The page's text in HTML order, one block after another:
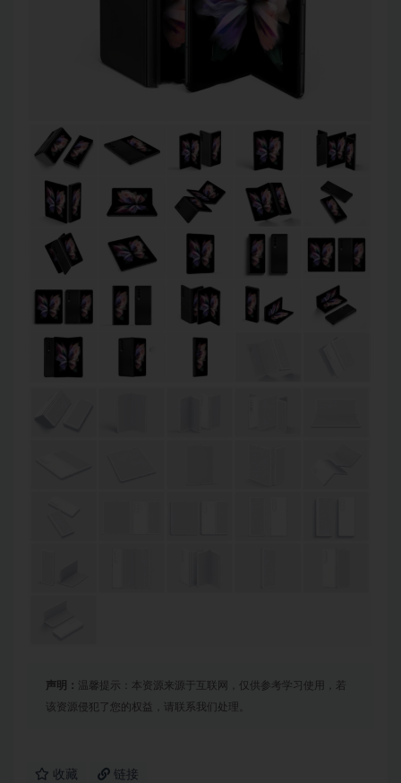
声明： 温馨提示：本资源来源于互联网，仅供参考学习使用，若
该资源侵犯了您的权益，请联系我们处理。
收藏 链接